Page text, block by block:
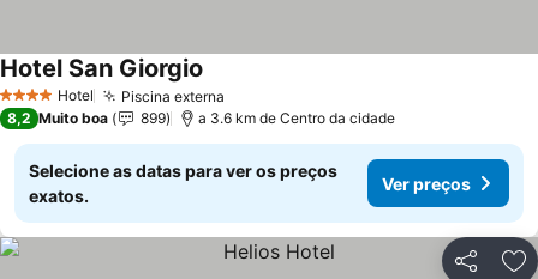
4 EstrelasHotel Piscina externa
Hotel San Giorgio
8,2 Muito boa 899 a 3.6 km de Centro da cidade
Selecione as datas para ver os preços
exatos.
Ver preços
Partilhar